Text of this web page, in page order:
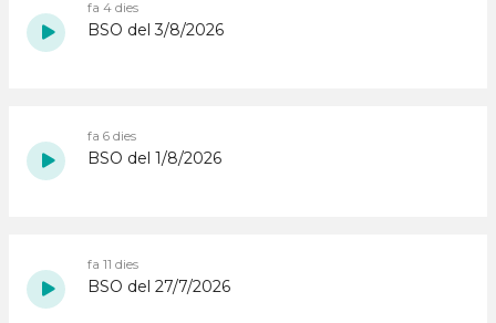
fa 4 dies
BSO del 3/8/2026
fa 6 dies
BSO del 1/8/2026
fa 11 dies
BSO del 27/7/2026